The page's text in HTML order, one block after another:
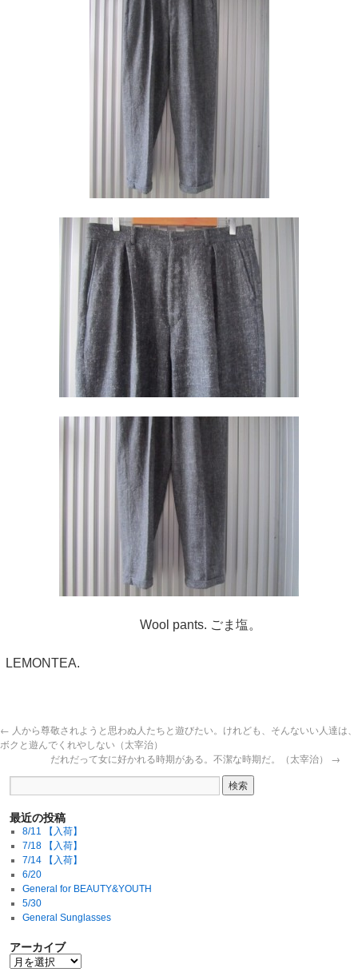
Wool pants. ごま塩。
LEMONTEA.
← 人から尊敬されようと思わぬ人たちと遊びたい。けれども、そんないい人達は、
ボクと遊んでくれやしない（太宰治）
だれだって女に好かれる時期がある。不潔な時期だ。（太宰治） →
最近の投稿
8/11 【入荷】
7/18 【入荷】
7/14 【入荷】
6/20
General for BEAUTY&YOUTH
5/30
General Sunglasses
アーカイブ